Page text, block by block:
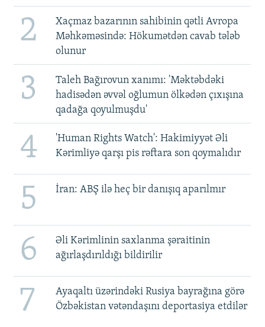
2
Xaçmaz bazarının sahibinin qətli Avropa
Məhkəməsində: Hökumətdən cavab tələb
olunur
3
Taleh Bağırovun xanımı: 'Məktəbdəki
hadisədən əvvəl oğlumun ölkədən çıxışına
qadağa qoyulmuşdu'
4
'Human Rights Watch': Hakimiyyət Əli
Kərimliyə qarşı pis rəftara son qoymalıdır
5 İran: ABŞ ilə heç bir danışıq aparılmır
6
Əli Kərimlinin saxlanma şəraitinin
ağırlaşdırıldığı bildirilir
7
Ayaqaltı üzərindəki Rusiya bayrağına görə
Özbəkistan vətəndaşını deportasiya etdilər